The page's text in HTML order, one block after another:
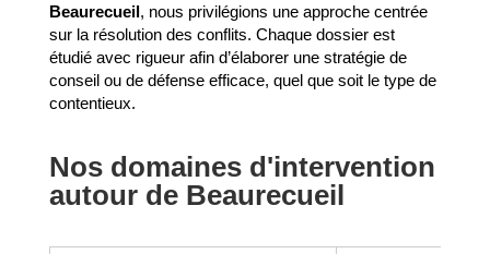
Beaurecueil, nous privilégions une approche centrée
sur la résolution des conflits. Chaque dossier est
étudié avec rigueur afin d’élaborer une stratégie de
conseil ou de défense efficace, quel que soit le type de
contentieux.
Nos domaines d'intervention
autour de Beaurecueil